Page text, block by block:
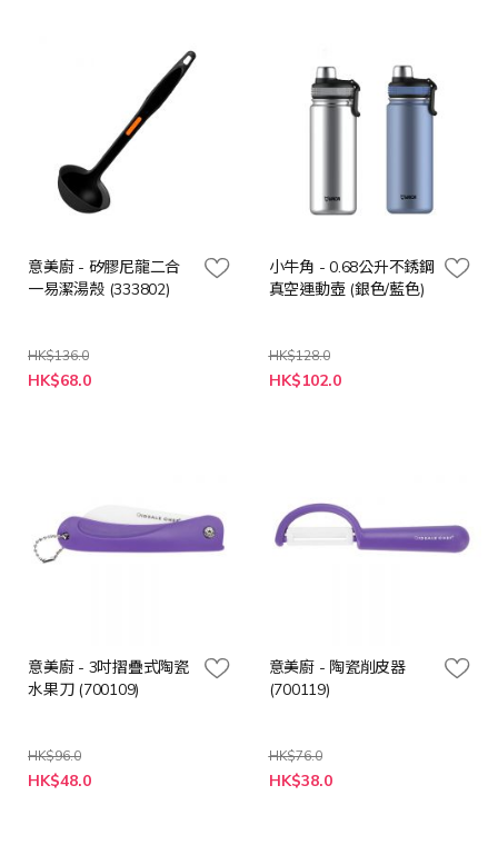
意美廚 - 矽膠尼龍二合
一易潔湯殼 (333802)
HK$136.0
特
殊
HK$68.0
小牛角 - 0.68公升不銹鋼
真空運動壺 (銀色/藍色)
HK$128.0
HK$102.0
意美廚 - 3吋摺疊式陶瓷
水果刀 (700109)
HK$96.0
特
殊
HK$48.0
意美廚 - 陶瓷削皮器
(700119)
HK$76.0
特
殊
HK$38.0